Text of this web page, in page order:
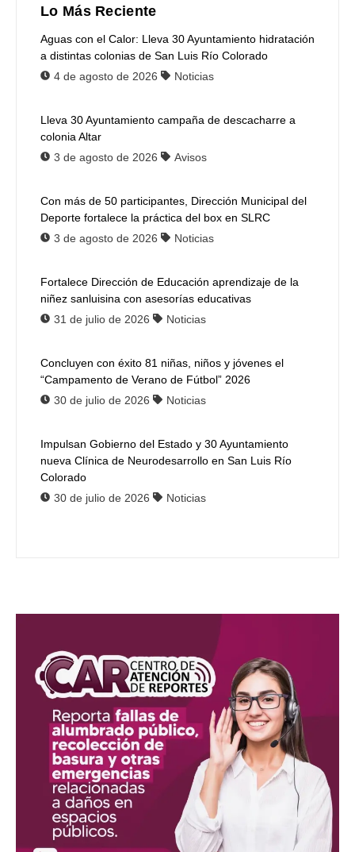
Lo Más Reciente
Aguas con el Calor: Lleva 30 Ayuntamiento hidratación
a distintas colonias de San Luis Río Colorado
4 de agosto de 2026
Noticias
Lleva 30 Ayuntamiento campaña de descacharre a
colonia Altar
3 de agosto de 2026
Avisos
Con más de 50 participantes, Dirección Municipal del
Deporte fortalece la práctica del box en SLRC
3 de agosto de 2026
Noticias
Fortalece Dirección de Educación aprendizaje de la
niñez sanluisina con asesorías educativas
31 de julio de 2026
Noticias
Concluyen con éxito 81 niñas, niños y jóvenes el
“Campamento de Verano de Fútbol” 2026
30 de julio de 2026
Noticias
Impulsan Gobierno del Estado y 30 Ayuntamiento
nueva Clínica de Neurodesarrollo en San Luis Río
Colorado
30 de julio de 2026
Noticias